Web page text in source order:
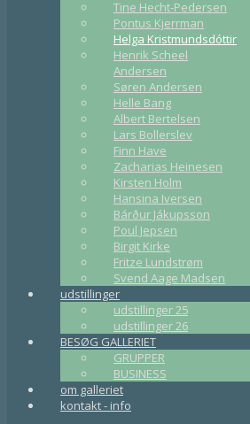
Tine Hecht-Pedersen
Pontus Kjerrman
Helga Kristmundsdóttir
Henrik Scheel
Andersen
Søren Andersen
Helle Bang
Albert Bertelsen
Lars Bollerslev
Finn Have
Zacharias Heinesen
Kirsten Holm
Hansina Iversen
Bárður Jákupsson
Poul Jepsen
Birgit Kirke
Fritze Lundstrøm
Svend Aage Madsen
udstillinger
udstillinger 25
udstillinger 26
BESØG GALLERIET
GRUPPER
BUSINESS
om galleriet
kontakt - info